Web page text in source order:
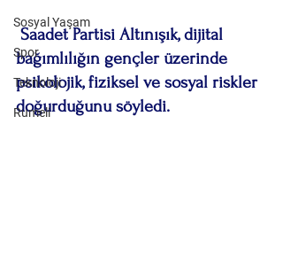
Sosyal Yaşam
Spor
Teknoloji
Rumeli
bağımlılığın gençler üzerinde
psikolojik, fiziksel ve sosyal riskler
doğurduğunu söyledi.